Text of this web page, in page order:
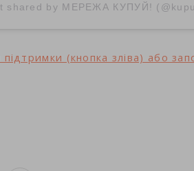
shared by МЕРЕЖА КУПУЙ!
(кнопка зліва) або